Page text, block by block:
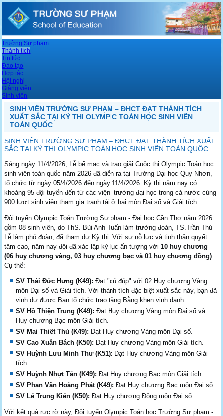
Trường Sư phạm
Thành tích
Tin tức
Đào tạo
Hợp tác
Hội nghị
Giảng viên
Sinh viên
SINH VIÊN TRƯỜNG SƯ PHẠM – ĐHCT ĐẠT THÀNH TÍCH
XUẤT SẮC TẠI KỲ THI OLYMPIC TOÁN HỌC SINH VIÊN
TOÀN QUỐC
SINH VIÊN TRƯỜNG SƯ PHẠM – ĐHCT ĐẠT THÀNH TÍCH XUẤT
SẮC TẠI KỲ THI OLYMPIC TOÁN HỌC SINH VIÊN TOÀN QUỐC
Sáng ngày 11/4/2026, Lễ bế mạc và trao giải Cuộc thi Olympic Toán học
sinh viên toàn quốc năm 2026 đã diễn ra tại Trường Đại học Quy Nhơn,
tổ chức từ ngày 05/4/2026 đến ngày 11/4/2026. Kỳ thi năm nay có
khoảng 95 đội tuyển đến từ các viện, trường đại học trong cả nước cùng
900 lượt sinh viên tham gia tranh tài ở hai môn Đại số và Giải tích.
Đội tuyển Olympic Toán Trường Sư phạm - Đại học Cần Thơ năm 2026
gồm 08 sinh viên, do ThS. Bùi Anh Tuấn làm trưởng đoàn, TS.Trần Thủ
Lễ làm phó đoàn, đã tham dự Kỳ thi. Với sự nỗ lực và tinh thần quyết
tâm cao, năm nay đội đã xác lập kỷ lục ấn tượng với10 huy chương
(06 huy chương vàng, 03 huy chương bạc và 01 huy chương đồng)
Cụ thể:
SV Thái Đức Hưng (K49): Đạt "cú đúp" với 02 Huy chương Vàng
môn Đại số và Giải tích. Với thành tích đặc biệt xuất sắc này, bạn đã
vinh dự được Ban tổ chức trao tặng Bằng khen vinh danh.
SV Hồ Thiện Trung (K49): Đạt Huy chương Vàng môn Đại số và
Huy chương Bạc môn Giải tích.
SV Mai Thiết Thủ (K49): Đạt Huy chương Vàng môn Đại số.
SV Cao Xuân Bách (K50): Đạt Huy chương Vàng môn Giải tích.
SV Huỳnh Lưu Minh Thư (K51): Đạt Huy chương Vàng môn Giải
tích.
SV Huỳnh Nhựt Tân (K49): Đạt Huy chương Bạc môn Giải tích.
SV Phan Văn Hoàng Phát (K49): Đạt Huy chương Bạc môn Đại số.
SV Lê Trung Kiên (K50): Đạt Huy chương Đồng môn Đại số.
Với kết quả rực rỡ này, Đội tuyển Olympic Toán học Trường Sư phạm -